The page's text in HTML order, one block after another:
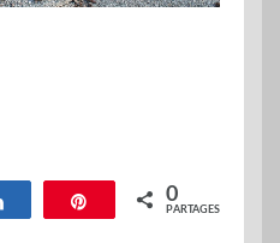
Partagez Épingle 0
PARTAGES